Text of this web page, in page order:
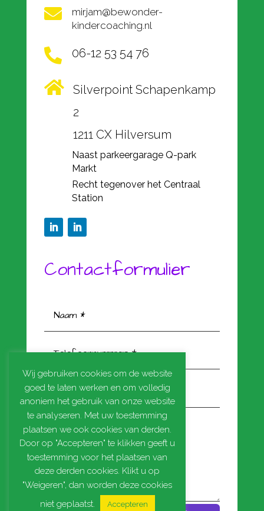

mirjam@bewonder-
kindercoaching.nl
 06-12 53 54 76

Silverpoint Schapenkamp
2
1211 CX Hilversum
Naast parkeergarage Q-park
Markt
Recht tegenover het Centraal
Station
Contactformulier
Wij gebruiken cookies om de website
goed te laten werken en om volledig
anoniem het gebruik van onze website
te analyseren. Met uw toestemming
plaatsen we ook cookies van derden.
Door op "Accepteren" te klikken geeft u
toestemming voor het plaatsen van
deze derden cookies. Klikt u op
"Weigeren", dan worden deze cookies
niet geplaatst.
Accepteren